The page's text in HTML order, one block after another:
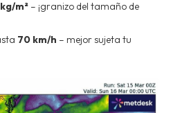
m² – ¡granizo del tamaño de
70 km/h – mejor sujeta tu